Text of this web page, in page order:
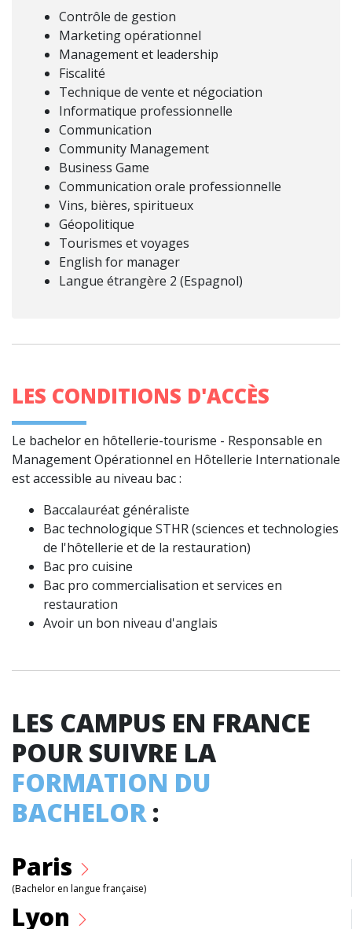
Contrôle de gestion
Marketing opérationnel
Management et leadership
Fiscalité
Technique de vente et négociation
Informatique professionnelle
Communication
Community Management
Business Game
Communication orale professionnelle
Vins, bières, spiritueux
Géopolitique
Tourismes et voyages
English for manager
Langue étrangère 2 (Espagnol)
LES CONDITIONS D'ACCÈS
Le bachelor en hôtellerie-tourisme - Responsable en
Management Opérationnel en Hôtellerie Internationale
est accessible au niveau bac :
Baccalauréat généraliste
Bac technologique STHR (sciences et technologies
de l'hôtellerie et de la restauration)
Bac pro cuisine
Bac pro commercialisation et services en
restauration
Avoir un bon niveau d'anglais
LES CAMPUS EN FRANCE
POUR SUIVRE LA
FORMATION DU
BACHELOR:
Paris
(Bachelor en langue française)
Lyon